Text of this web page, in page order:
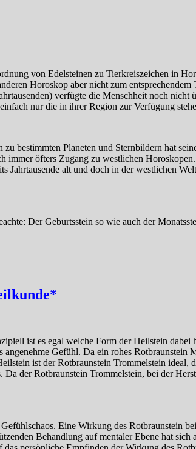
von Edelsteinen zu Tierkreiszeichen in
Horoskop aber nicht zum
verfügte die Menschheit noch nicht
nur die in ihrer Region zur Verfügung
bestimmten Planeten und Sternbildern hat
immer öfters Zugang zu westlichen
alt und doch in der westlichen
Der Geburtsstein so wie auch der
ist es egal welche Form der Heilstein dabei
Gefühl. Da ein rohes
ist der Rotbraunstein Trommelstein ideal,
der Rotbraunstein Trommelstein, bei der
Gefühlschaos. Eine Wirkung des Rotbraunstein
Behandlung auf mentaler Ebene hat